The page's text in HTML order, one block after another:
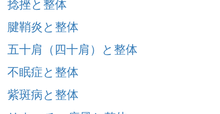
捻挫と整体
腱鞘炎と整体
五十肩（四十肩）と整体
不眠症と整体
紫斑病と整体